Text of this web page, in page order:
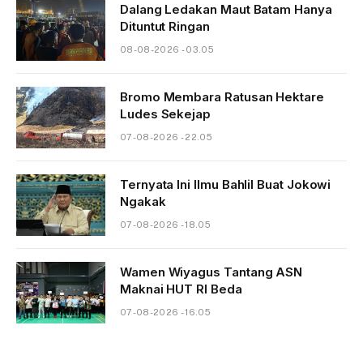
Dalang Ledakan Maut Batam Hanya
Dituntut Ringan
08-08-2026 - 03.05
Bromo Membara Ratusan Hektare
Ludes Sekejap
07-08-2026 - 22.05
Ternyata Ini Ilmu Bahlil Buat Jokowi
Ngakak
07-08-2026 - 18.05
Wamen Wiyagus Tantang ASN
Maknai HUT RI Beda
07-08-2026 - 16.05